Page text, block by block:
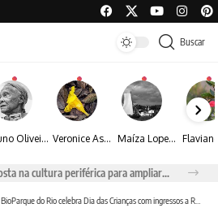
Buscar
Bruno Oliveira retrata o cotidiano urbano por meio da fotografia em preto e branco Veronice Assini Saes transforma a natureza em fotografias marcadas pela sensibilidade Maíza Lopes transforma cultura popular baiana em narrativas fotográficas
Espraiada Festival 2026 aposta na cultura periférica para ampliar oportunidades na zona sul
BioParque do Rio celebra Dia das Crianças com ingressos a R$10 para o público infantil